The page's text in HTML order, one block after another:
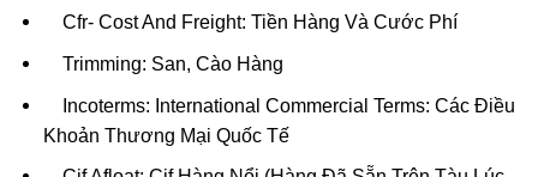
Cfr- Cost And Freight: Tiền Hàng Và Cước Phí
Trimming: San, Cào Hàng
Incoterms: International Commercial Terms: Các Điều
Khoản Thương Mại Quốc Tế